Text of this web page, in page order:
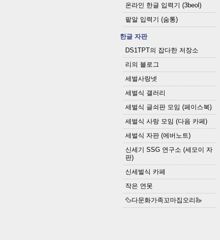
온라인 한글 입력기 (3beol)
팥알 입력기 (숨통)
한글 자판
DS1TPT의 잡다한 저장소
리의 블로그
세벌사랑넷
세벌식 갤러리
세벌식 글쇠판 모임 (페이스북)
세벌식 사랑 모임 (다음 카페)
세벌식 자판 (에버노트)
신세기 SSG 연구소 (세모이 자
판)
신세벌식 카페
작은 연못
🦆다문화가족꼬마집오리🦢